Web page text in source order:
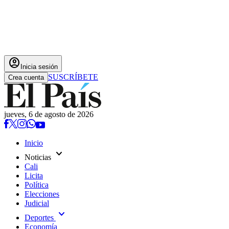
account_circle Inicia sesión
Crea cuenta SUSCRÍBETE
jueves, 6 de agosto de 2026
Inicio
Noticias expand_more
Cali
Licita
Política
Elecciones
Judicial
Deportes expand_more
Economía